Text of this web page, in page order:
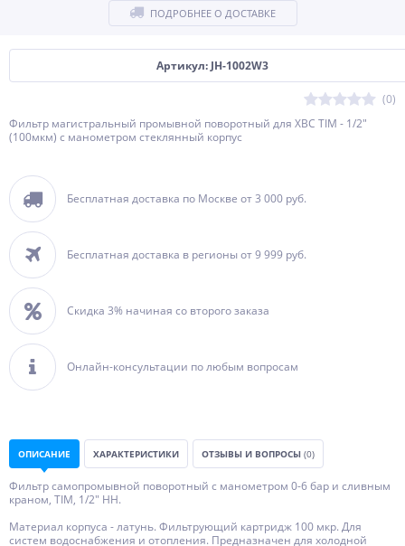
Артикул: JH-1002W3
(0)
Фильтр магистральный промывной поворотный для ХВС TIM - 1/2"
(100мкм) с манометром стеклянный корпус
Бесплатная доставка по Москве от 3 000 руб.
Бесплатная доставка в регионы от 9 999 руб.
Скидка 3% начиная со второго заказа
Онлайн-консультации по любым вопросам
ПОДРОБНЕЕ О ДОСТАВКЕ
ОПИСАНИЕ ХАРАКТЕРИСТИКИ ОТЗЫВЫ И ВОПРОСЫ (0)
Фильтр самопромывной поворотный с манометром 0-6 бар и сливным
краном, TIM, 1/2" НН.
Материал корпуса - латунь. Фильтрующий картридж 100 мкр. Для
систем водоснабжения и отопления. Предназначен для холодной